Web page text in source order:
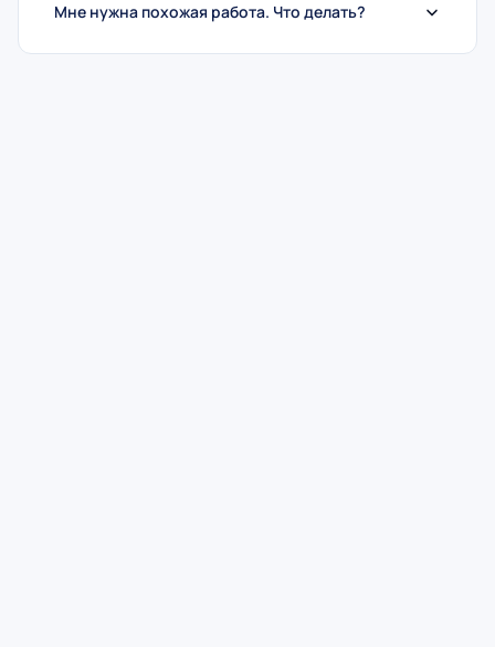
Мне нужна похожая работа. Что делать?